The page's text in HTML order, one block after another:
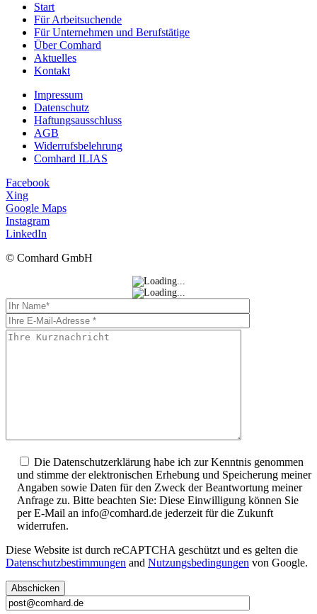
Start
Für Arbeitsuchende
Für Unternehmen und Berufstätige
Über Comhard
Aktuelles
Kontakt
Impressum
Datenschutz
Haftungsausschluss
AGB
Widerrufsbelehrung
Comhard ILIAS
Facebook
Xing
Google Maps
Instagram
LinkedIn
© Comhard GmbH
Bitte
füllen
Sie
Please
Die Datenschutzerklärung habe ich zur Kenntnis genommen
und stimme der elektronischen Erhebung und Speicherung meiner
Angaben sowie Daten für den Zweck der Beantwortung meiner
Anfrage zu. Bitte beachten Sie: Diese Einwilligung können Sie
per E-Mail an info@comhard.de jederzeit für die Zukunft
widerrufen.
Diese Website ist durch reCAPTCHA geschützt und es gelten die
Datenschutzbestimmungen and Nutzungsbedingungen von Google.